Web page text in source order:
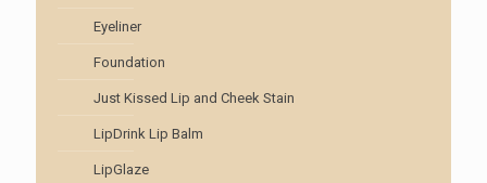
Eyeliner
Foundation
Just Kissed Lip and Cheek Stain
LipDrink Lip Balm
LipGlaze